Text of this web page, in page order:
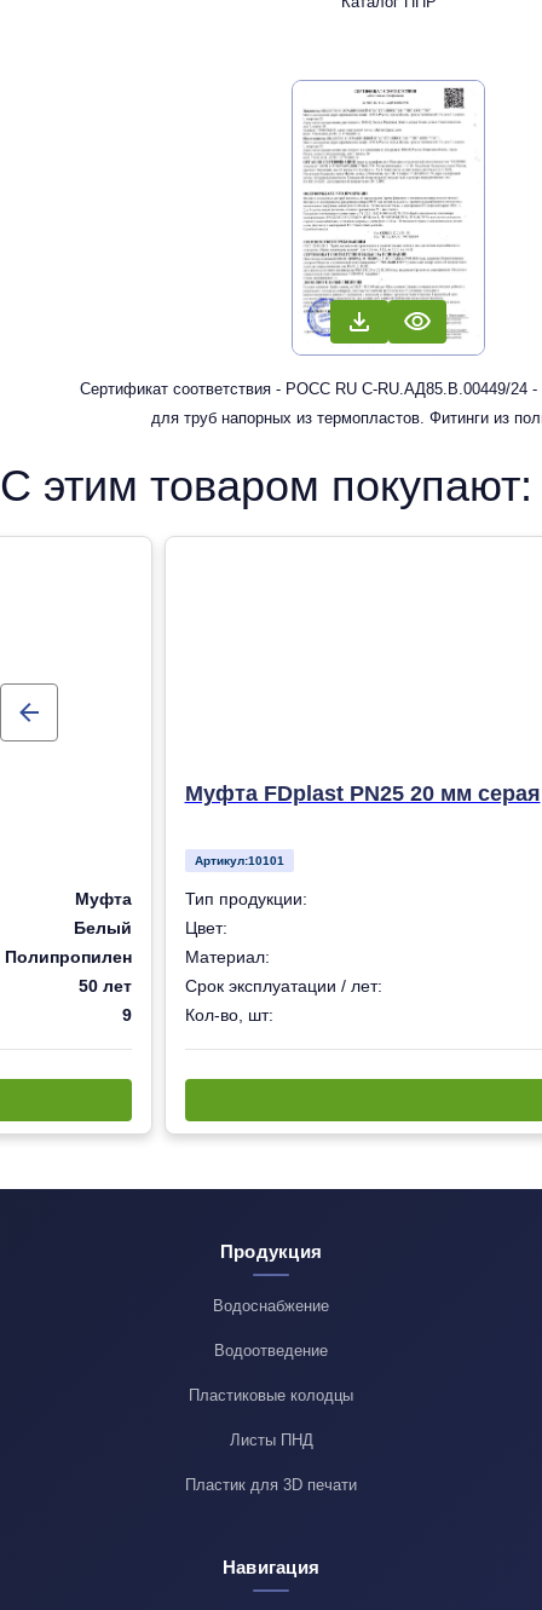
Сертификат соответствия - РОСС RU С-RU.АД85.В.00449/24
для труб напорных из термопластов. Фитинги из
отопления
С этим товаром покупают:
Муфта
Белый
Полипропилен
50 лет
9
Муфта FDplast PN25 20 мм серая
Артикул:10101
Тип продукции:
Цвет:
Материал:
Срок эксплуатации / лет:
Кол-во, шт:
Продукция
Водоснабжение
Водоотведение
Пластиковые колодцы
Листы ПНД
Пластик для 3D печати
Навигация